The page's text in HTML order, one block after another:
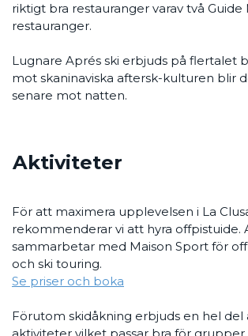
riktigt bra restauranger varav två Guide
restauranger.
Lugnare Aprés ski erbjuds på flertalet
mot skaninaviska aftersk-kulturen blir
senare mot natten.
Aktiviteter
För att maximera upplevelsen i La
rekommenderar vi att hyra offpistuide.
sammarbetar med Maison Sport för
och ski touring.
Se priser och boka
Förutom skidåkning erbjuds en hel del